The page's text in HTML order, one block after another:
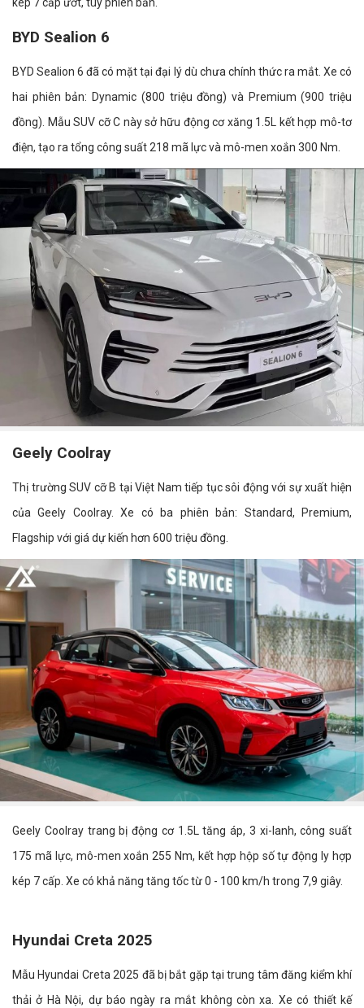
kép 7 cấp ướt, tùy phiên bản.
BYD Sealion 6
BYD Sealion 6 đã có mặt tại đại lý dù chưa chính thức ra mắt. Xe có
hai phiên bản: Dynamic (800 triệu đồng) và Premium (900 triệu
đồng). Mẫu SUV cỡ C này sở hữu động cơ xăng 1.5L kết hợp mô-tơ
điện, tạo ra tổng công suất 218 mã lực và mô-men xoắn 300 Nm.
Geely Coolray
Thị trường SUV cỡ B tại Việt Nam tiếp tục sôi động với sự xuất hiện
của Geely Coolray. Xe có ba phiên bản: Standard, Premium,
Flagship với giá dự kiến hơn 600 triệu đồng.
Geely Coolray trang bị động cơ 1.5L tăng áp, 3 xi-lanh, công suất
175 mã lực, mô-men xoắn 255 Nm, kết hợp hộp số tự động ly hợp
kép 7 cấp. Xe có khả năng tăng tốc từ 0 - 100 km/h trong 7,9 giây.
Hyundai Creta 2025
Mẫu Hyundai Creta 2025 đã bị bắt gặp tại trung tâm đăng kiểm khí
thải ở Hà Nội, dự báo ngày ra mắt không còn xa. Xe có thiết kế